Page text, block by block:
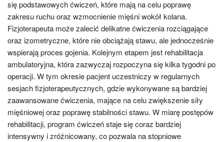
się podstawowych ćwiczeń, które mają na celu poprawę
zakresu ruchu oraz wzmocnienie mięśni wokół kolana.
Fizjoterapeuta może zalecić delikatne ćwiczenia rozciągające
oraz izometryczne, które nie obciążają stawu, ale jednocześnie
wspierają proces gojenia. Kolejnym etapem jest rehabilitacja
ambulatoryjna, która zazwyczaj rozpoczyna się kilka tygodni po
operacji. W tym okresie pacjent uczestniczy w regularnych
sesjach fizjoterapeutycznych, gdzie wykonywane są bardziej
zaawansowane ćwiczenia, mające na celu zwiększenie siły
mięśniowej oraz poprawę stabilności stawu. W miarę postępów
rehabilitacji, program ćwiczeń staje się coraz bardziej
intensywny i zróżnicowany, co pozwala na stopniowe